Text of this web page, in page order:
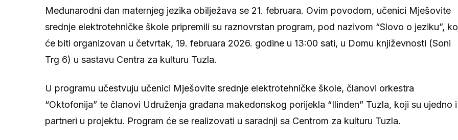
Međunarodni dan maternjeg jezika obilježava se 21. februara. Ovim povodom, učenici Mješovite
srednje elektrotehničke škole pripremili su raznovrstan program, pod nazivom “Slovo o jeziku”,
će biti organizovan u četvrtak, 19. februara 2026. godine u 13:00 sati, u Domu književnosti (Soni
Trg 6) u sastavu Centra za kulturu Tuzla.
U programu učestvuju učenici Mješovite srednje elektrotehničke škole, članovi orkestra
“Oktofonija” te članovi Udruženja građana makedonskog porijekla “Ilinden” Tuzla, koji su ujedno i
partneri u projektu. Program će se realizovati u saradnji sa Centrom za kulturu Tuzla.